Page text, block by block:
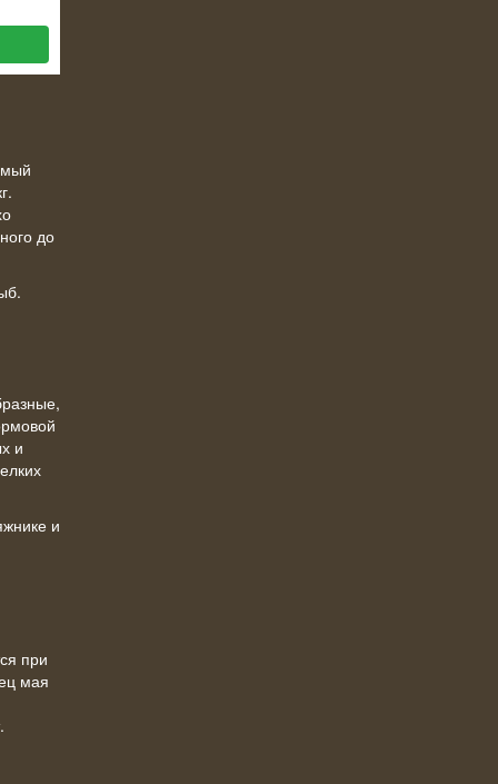
до
и
и
при
мая